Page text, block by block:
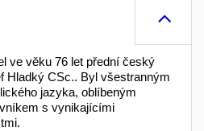
ve věku 76 let přední český
Hladký CSc.. Byl všestranným
jazyka, oblíbeným
s vynikajícími